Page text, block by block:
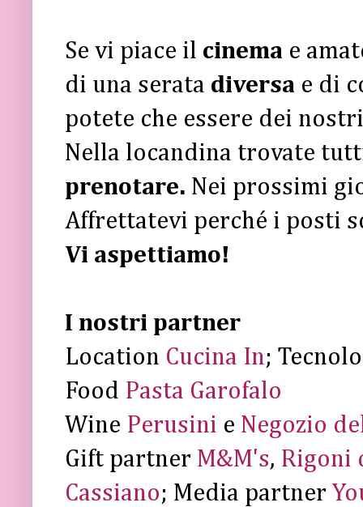
Se vi piace il cinema e
di una serata diversa e di
potete che essere dei
Nella locandina trovate
prenotare. Nei prossimi
Affrettatevi perché i posti
Vi aspettiamo!
I nostri partner
Location Cucina In;
Food Pasta Garofalo
Wine Perusini e Negozio
Gift partner M&M's, Rigoni
Cassiano; Media partner